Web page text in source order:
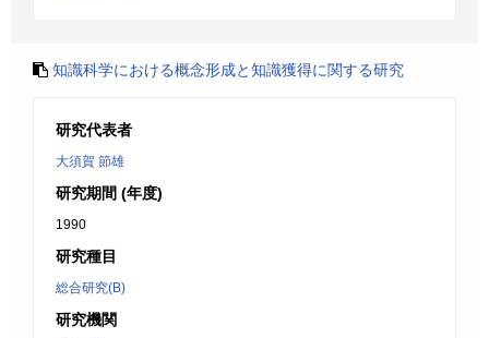
知識科学における概念形成と知識獲得に関する研究
研究代表者
大須賀 節雄
研究期間 (年度)
1990
研究種目
総合研究(B)
研究機関